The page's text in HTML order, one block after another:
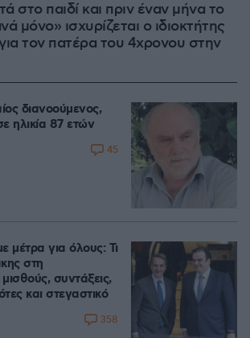
στο παιδί και πριν έναν μήνα το
μόνο» ισχυρίζεται ο ιδιοκτήτης
τον πατέρα του 4χρονου στην
διανοούμενος,
ηλικία 87 ετών
45
μέτρα για όλους: Τι
στη
συντάξεις,
και στεγαστικό
358